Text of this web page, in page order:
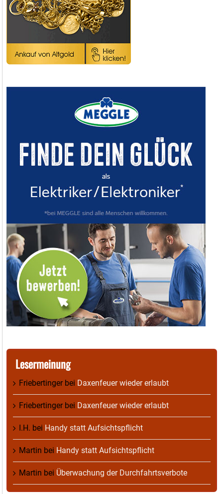
Lesermeinung
Friebertingerbei Daxenfeuer wieder erlaubt
Friebertingerbei Daxenfeuer wieder erlaubt
I.H. bei Handy statt Aufsichtspflicht
Martin bei Handy statt Aufsichtspflicht
Martin bei Überwachung der Durchfahrtsverbote